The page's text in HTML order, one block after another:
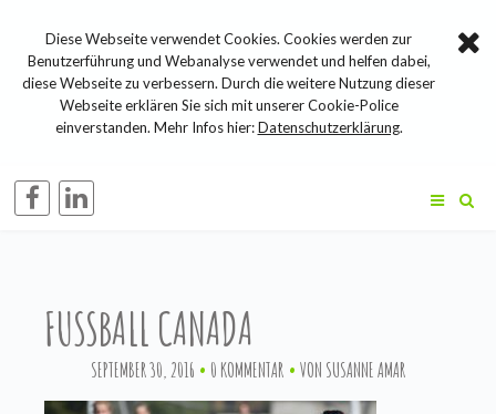
FUSSBALL CANADA
SEPTEMBER 30, 2016 0 KOMMENTAR VON SUSANNE AMAR
Diese Webseite verwendet Cookies. Cookies werden zur
Benutzerführung und Webanalyse verwendet und helfen dabei,
diese Webseite zu verbessern. Durch die weitere Nutzung dieser
Webseite erklären Sie sich mit unserer Cookie-Police
einverstanden. Mehr Infos hier:Datenschutzerklärung.